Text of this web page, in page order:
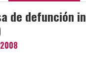
de defunción